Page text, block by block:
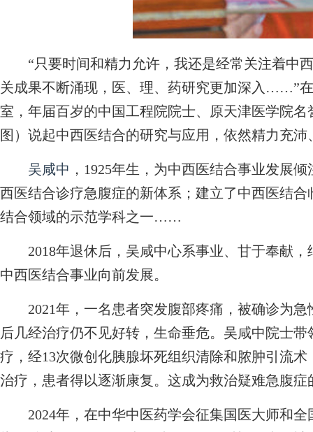
“只要时间和精力允许，我还是经常关注着中
关成果不断涌现，医、理、药研究更加深入……”
室，年届百岁的中国工程院院士、原天津医学院名
图）说起中西医结合的研究与应用，依然精力充沛
吴咸中 ，1925年生，为中西医结合事业发展
西医结合诊疗急腹症的新体系；建立了中西医结
结合领域的示范学科之一……
2018年退休后，吴咸中心系事业、甘于奉献，
中西医结合事业向前发展。
2021年，一名患者突发腹部疼痛，被确诊为急
后几经治疗仍不见好转，生命垂危。吴咸中院士
疗，经13次微创化胰腺坏死组织清除和脓肿引流
治疗，患者得以逐渐康复。这成为救治疑难急腹症
2024年，在中华中医药学会征集国医大师和全